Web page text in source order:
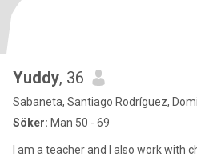
Yuddy, 36
Sabaneta, Santiago Rodríguez,
Söker: Man 50 - 69
I am a teacher and I also work with